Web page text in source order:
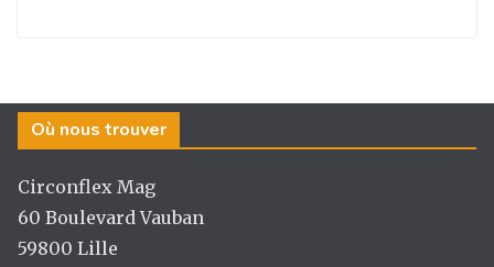
Où nous trouver
Circonflex Mag
60 Boulevard Vauban
59800 Lille